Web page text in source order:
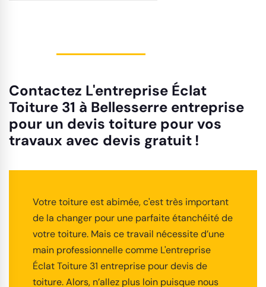
Contactez L'entreprise Éclat
Toiture 31 à Bellesserre entreprise
pour un devis toiture pour vos
travaux avec devis gratuit !
Votre toiture est abimée, c'est très important
de la changer pour une parfaite étanchéité de
votre toiture. Mais ce travail nécessite d’une
main professionnelle comme L'entreprise
Éclat Toiture 31 entreprise pour devis de
toiture. Alors, n’allez plus loin puisque nous